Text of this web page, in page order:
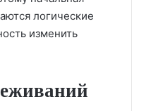
логические
изменить